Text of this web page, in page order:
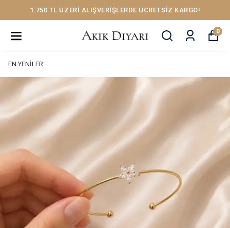
1.750 TL ÜZERİ ALIŞVERİŞLERDE ÜCRETSİZ KARGO!
0
EN YENİLER